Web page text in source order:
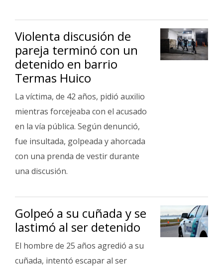
Violenta discusión de
pareja terminó con un
detenido en barrio
Termas Huico
La víctima, de 42 años, pidió auxilio
mientras forcejeaba con el acusado
en la vía pública. Según denunció,
fue insultada, golpeada y ahorcada
con una prenda de vestir durante
una discusión.
Golpeó a su cuñada y se
lastimó al ser detenido
El hombre de 25 años agredió a su
cuñada, intentó escapar al ser